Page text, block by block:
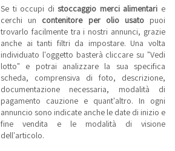
Se ti occupi distoccaggio merci alimentari e
cerchi un contenitore per olio usatopuoi
trovarlo facilmente tra i nostri annunci, grazie
anche ai tanti filtri da impostare. Una volta
individuato l'oggetto basterà cliccare su "Vedi
lotto" e potrai analizzare la sua specifica
scheda, comprensiva di foto, descrizione,
documentazione necessaria, modalità di
pagamento cauzione e quant'altro. In ogni
annuncio sono indicate anche le date di inizio e
fine vendita e le modalità di visione
dell'articolo.